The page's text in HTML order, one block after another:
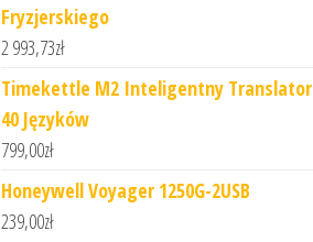
Fryzjerskiego
2 993,73zł
Timekettle M2 Inteligentny Translator
40 Języków
799,00zł
Honeywell Voyager 1250G-2USB
239,00zł